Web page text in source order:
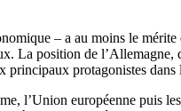
– a au moins le
La position de
protagonistes
l’Union européenne puis